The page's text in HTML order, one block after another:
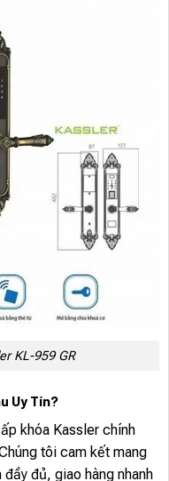
KL-959 GR
Uy Tín?
khóa Kassler chính
tôi cam kết mang
đủ, giao hàng nhanh